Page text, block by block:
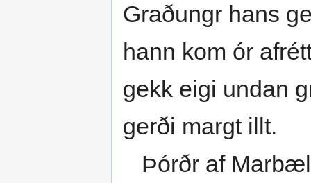
Graðungr hans
hann kom ór
gekk eigi undan
gerði margt illt.
Þórðr af